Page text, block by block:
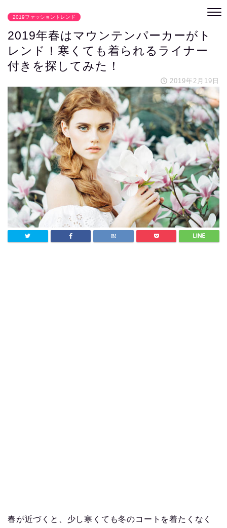
2019ファッショントレンド
2019年春はマウンテンパーカーがト
レンド！寒くても着られるライナー
付きを探してみた！
2019年2月19日
春が近づくと、少し寒くても冬のコートを着たくなく